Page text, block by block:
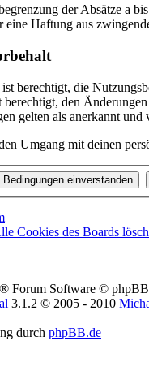
der Absätze a
eine Haftung aus
berechtigt, die
den
gelten als anerkannt
Umgang mit deinen
Cookies des Boards
® Forum Software ©
3.1.2 © 2005 - 2010
durch phpBB.de